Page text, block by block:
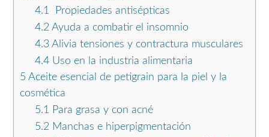
4.1 Propiedades antisépticas
4.2Ayuda a combatir el insomnio
4.3Alivia tensiones y contractura musculares
4.4Uso en la industria alimentaria
5 Aceite esencial de petigrain para la piel y la
cosmética
5.1 Para grasa y con acné
5.2Manchas e hiperpigmentación